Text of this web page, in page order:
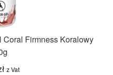
Firmness Koralowy
z Vat